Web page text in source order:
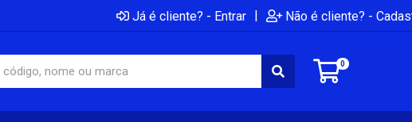
Já é cliente? - Entrar | Não é cliente? -
0